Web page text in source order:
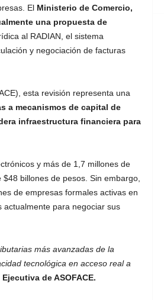
El Ministerio de Comercio,
una propuesta de
al RADIAN, el sistema
y negociación de facturas
esta revisión representa una
a mecanismos de capital de
infraestructura financiera para
y más de 1,7 millones de
billones de pesos. Sin embargo,
de empresas formales activas en
para negociar sus
más avanzadas de la
tecnológica en acceso real a
de ASOFACE.